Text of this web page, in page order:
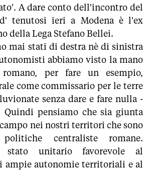
A dare conto dell'incontro del
tenutosi ieri a Modena è l'ex
della Lega Stefano Bellei.
mai stati di destra nè di sinistra
abbiamo visto la mano
per fare un esempio,
come commissario per le terre
senza dare e fare nulla -
pensiamo che sia giunta
nei nostri territori che sono
centraliste romane.
stato unitario favorevole al
ampie autonomie territoriali e al